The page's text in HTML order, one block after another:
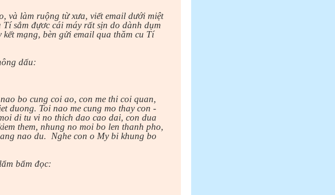
và làm ruộng từ xưa, viết email dưới miệt
sắm đựơc cái máy rất sịn do dành dụm
mạng, bèn gửi email qua thăm cu Tí
dấu:
bo cung coi ao, con me thi coi quan,
duong. Toi nao me cung mo thay con -
di tu vi no thich dao cao dai, con dua
them, nhung no moi bo len thanh pho,
nao du.
Nghe con o My bi khung bo
bẩm đọc: